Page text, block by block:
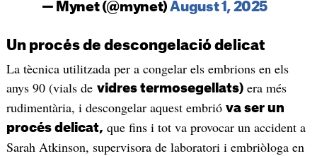
— Mynet (@mynet)August 1, 2025
Un procés de descongelació delicat
La tècnica utilitzada per a congelar els embrions en els
anys 90 (vials de vidres termosegellats)era més
rudimentària, i descongelar aquest embrió va ser un
procés delicat, que fins i tot va provocar un accident a
Sarah Atkinson, supervisora de laboratori i embriòloga en